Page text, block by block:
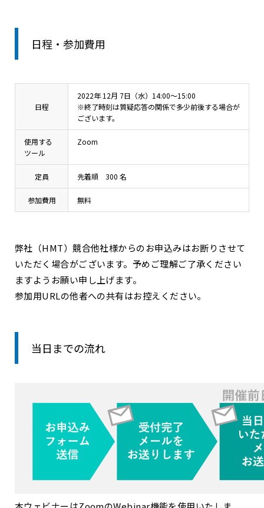
日程・参加費用
日程
2022年 12月 7日（水）14:00～15:00
※終了時刻は質疑応答の関係で多少前後する場合が
ございます。
使用する
ツール
Zoom
定員 先着順 300 名
参加費用 無料
弊社（HMT）競合他社様からのお申込みはお断りさせて
いただく場合がございます。予めご理解ご了承ください
ますようお願い申し上げます。
参加用URLの他者への共有はお控えください。
当日までの流れ